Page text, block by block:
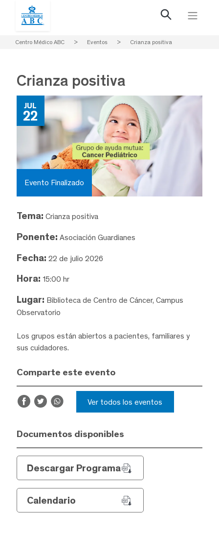
Centro Médico ABC > Eventos > Crianza positiva
Crianza positiva
JUL
22
Evento Finalizado
Tema: Crianza positiva
Ponente: Asociación Guardianes
Fecha: 22 de julio 2026
Hora: 15:00 hr
Lugar: Biblioteca de Centro de Cáncer, Campus
Observatorio
Los grupos están abiertos a pacientes, familiares y
sus cuidadores.
Comparte este evento
Ver todos los eventos
Documentos disponibles
Descargar Programa
Calendario